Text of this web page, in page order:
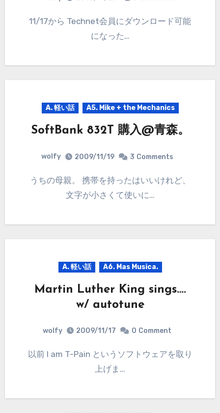
11/17から Technet会員にダウンロード可能
になった…
A. 軽い話 A5. Mike + the Mechanics
SoftBank 832T 購入@青森。
wolfy 2009/11/19 3 Comments
うちの母親。 携帯を持ったはいいけれど、
文字が小さくて使いに…
A. 軽い話 A6. Mas Musica.
Martin Luther King sings….
w/ autotune
wolfy 2009/11/17 0 Comment
以前 I am T-Pain というソフトウェアを取り
上げま…